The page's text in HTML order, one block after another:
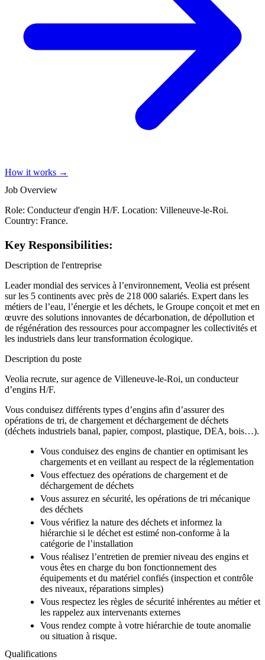
How it works →
Job Overview
Role: Conducteur d'engin H/F. Location: Villeneuve-le-Roi.
Country: France.
Key Responsibilities:
Description de l'entreprise
Leader mondial des services à l’environnement, Veolia est présent
sur les 5 continents avec près de 218 000 salariés. Expert dans les
métiers de l’eau, l’énergie et les déchets, le Groupe conçoit et met en
œuvre des solutions innovantes de décarbonation, de dépollution et
de régénération des ressources pour accompagner les collectivités et
les industriels dans leur transformation écologique.
Description du poste
Veolia recrute, sur agence de Villeneuve-le-Roi, un conducteur
d’engins H/F.
Vous conduisez différents types d’engins afin d’assurer des
opérations de tri, de chargement et déchargement de déchets
(déchets industriels banal, papier, compost, plastique, DEA, bois…).
Vous conduisez des engins de chantier en optimisant les
chargements et en veillant au respect de la réglementation
Vous effectuez des opérations de chargement et de
déchargement de déchets
Vous assurez en sécurité, les opérations de tri mécanique
des déchets
Vous vérifiez la nature des déchets et informez la
hiérarchie si le déchet est estimé non-conforme à la
catégorie de l’installation
Vous réalisez l’entretien de premier niveau des engins et
vous êtes en charge du bon fonctionnement des
équipements et du matériel confiés (inspection et contrôle
des niveaux, réparations simples)
Vous respectez les règles de sécurité inhérentes au métier et
les rappelez aux intervenants externes
Vous rendez compte à votre hiérarchie de toute anomalie
ou situation à risque.
Qualifications